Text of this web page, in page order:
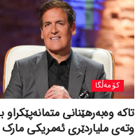
کۆمەڵگا
تاکە وەبەرهێنانی متمانەپێکراو
وتەی ملیاردێری ئەمریکی